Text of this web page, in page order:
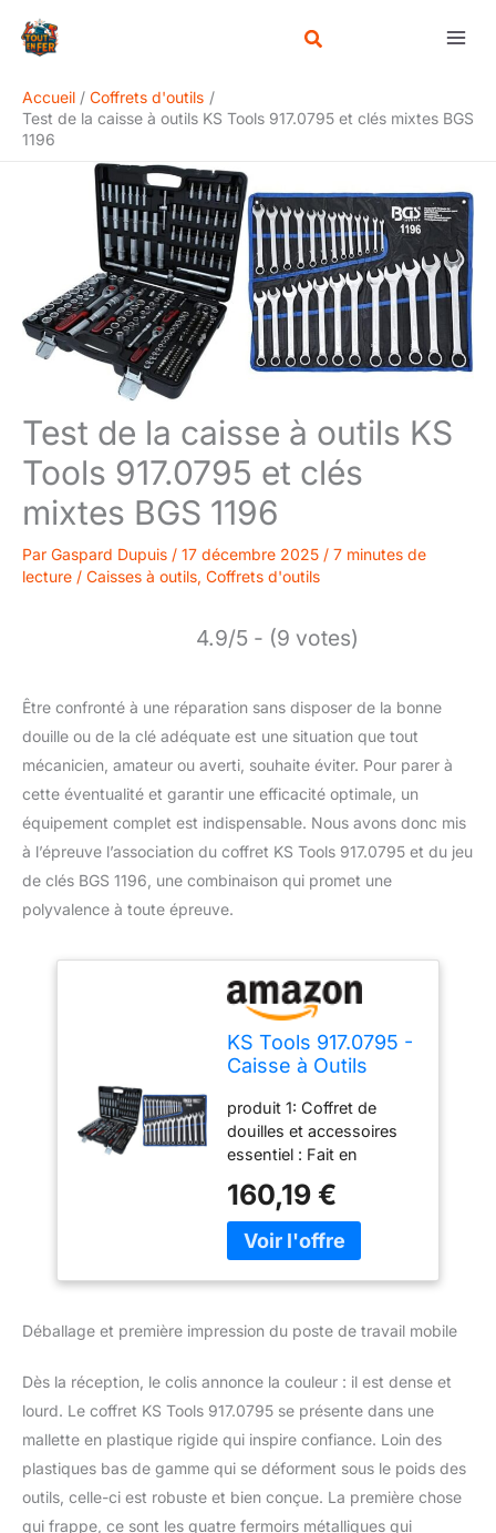
Accueil
Coffrets d'outils
Test de la caisse à outils KS Tools 917.0795 et clés mixtes BGS
1196
Test de la caisse à outils KS
Tools 917.0795 et clés
mixtes BGS 1196
Par Gaspard Dupuis / 17 décembre 2025 / 7 minutes de
lecture / Caisses à outils, Coffrets d'outils
4.9/5 - (9 votes)
Être confronté à une réparation sans disposer de la bonne
douille ou de la clé adéquate est une situation que tout
mécanicien, amateur ou averti, souhaite éviter. Pour parer à
cette éventualité et garantir une efficacité optimale, un
équipement complet est indispensable. Nous avons donc mis
à l’épreuve l’association du coffret KS Tools 917.0795 et du jeu
de clés BGS 1196, une combinaison qui promet une
polyvalence à toute épreuve.
KS Tools 917.0795 -
Caisse à Outils
Coffret Douille de
1/4", 3/8" et 1/2" &
BGS 1196 | Jeu de
clés mixtes | 6-32
mm
produit 1: Coffret de
douilles et accessoires
essentiel : Fait en
haute qualité, ce jeu de
douilles et d’embouts de
195 pièces se compose
1/2" en acier au chrome
pièces ne se déforment
pas et résistent
merveilleusement bien
produit 1: Pratique et
facile d'utilisation : Grâce
à son profil FlankTraction
160,19 €
Déballage et première impression du poste de travail mobile
Dès la réception, le colis annonce la couleur : il est dense et
lourd. Le coffret KS Tools 917.0795 se présente dans une
mallette en plastique rigide qui inspire confiance. Loin des
plastiques bas de gamme qui se déforment sous le poids des
outils, celle-ci est robuste et bien conçue. La première chose
qui frappe, ce sont les quatre fermoirs métalliques qui